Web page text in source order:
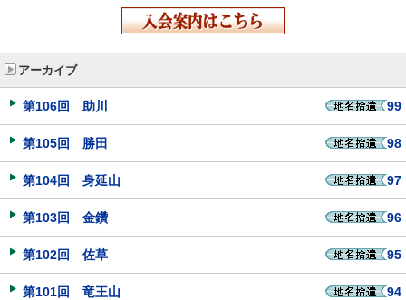
アーカイブ
第106回 助川 99
第105回 勝田 98
第104回 身延山 97
第103回 金鑽 96
第102回 佐草 95
第101回 竜王山 94